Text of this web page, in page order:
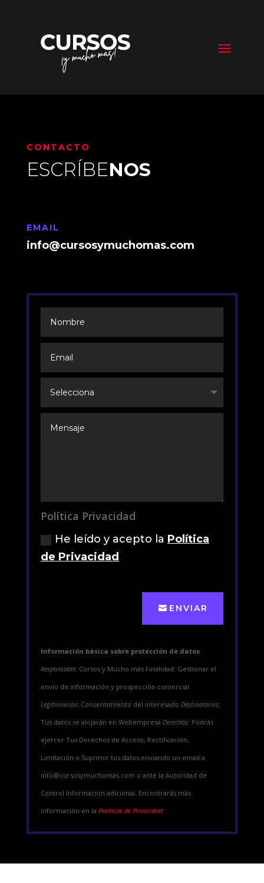
CONTACTO
ESCRÍBENOS
EMAIL
info@cursosymuchomas.com
Política Privacidad
He leído y acepto la Política
de Privacidad
ENVIAR
Información básica sobre protección de datos
Responsable:Cursos y Mucho más Finalidad: Gestionar el
envío de información y prospección comercial
Legitimación:Consentimiento del interesado Destinatarios:
Tus datos se alojarán en Webempresa Derechos:Podrás
ejercer Tus Derechos de Acceso, Rectificación,
Limitación o Suprimir tus datos enviando un email a
info@cursosymuchomas.com o ante la Autoridad de
Control Información adicional. Encontrarás más
información en la Políticas de Privacidad.